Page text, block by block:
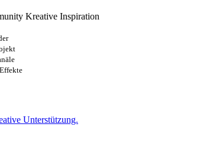
Kreative Inspiration
Unterstützung.